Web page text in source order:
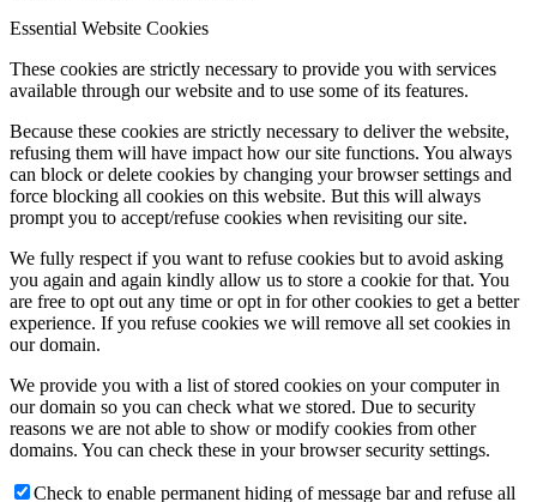
Essential Website Cookies
These cookies are strictly necessary to provide you with services
available through our website and to use some of its features.
Because these cookies are strictly necessary to deliver the website,
refusing them will have impact how our site functions. You always
can block or delete cookies by changing your browser settings and
force blocking all cookies on this website. But this will always
prompt you to accept/refuse cookies when revisiting our site.
We fully respect if you want to refuse cookies but to avoid asking
you again and again kindly allow us to store a cookie for that. You
are free to opt out any time or opt in for other cookies to get a better
experience. If you refuse cookies we will remove all set cookies in
our domain.
We provide you with a list of stored cookies on your computer in
our domain so you can check what we stored. Due to security
reasons we are not able to show or modify cookies from other
domains. You can check these in your browser security settings.
Check to enable permanent hiding of message bar and refuse all